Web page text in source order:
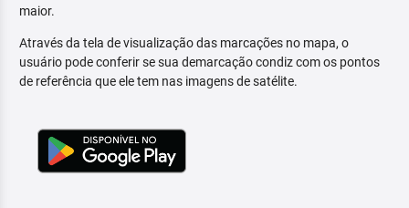
maior.
Através da tela de visualização das marcações no mapa, o
usuário pode conferir se sua demarcação condiz com os pontos
de referência que ele tem nas imagens de satélite.